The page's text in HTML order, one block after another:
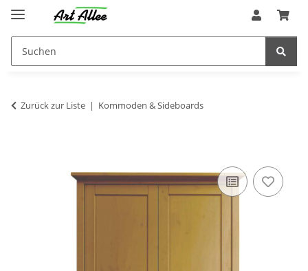
Zurück zur Liste Kommoden & Sideboards